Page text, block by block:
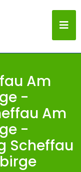
Am
-
Am
-
Scheffau